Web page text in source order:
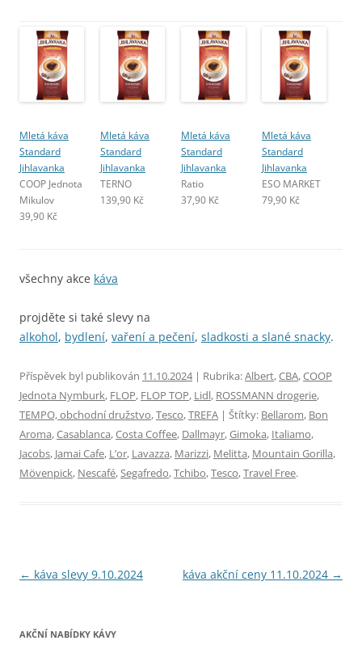
Mletá káva
Standard
Jihlavanka
COOP Jednota
Mikulov
39,90 Kč
Mletá káva
Standard
Jihlavanka
TERNO
139,90 Kč
Mletá káva
Standard
Jihlavanka
Ratio
37,90 Kč
Mletá káva
Standard
Jihlavanka
ESO MARKET
79,90 Kč
všechny akce káva
projděte si také slevy na
alkohol, bydlení, vaření a pečení, sladkosti a slané snacky.
Příspěvek byl publikován 11.10.2024| Rubrika:Albert,CBA,COOP
Jednota Nymburk, FLOP, FLOP TOP, Lidl, ROSSMANN drogerie,
TEMPO, obchodní družstvo,Tesco,TREFA | Štítky: Bellarom, Bon
Aroma,Casablanca,Costa Coffee, Dallmayr,Gimoka, Italiamo,
Jacobs, Jamai Cafe, L’or, Lavazza, Marizzi, Melitta, Mountain Gorilla,
Mövenpick, Nescafé,Segafredo,Tchibo,Tesco,Travel Free.
Navigace
← káva slevy 9.10.2024 káva akční ceny 11.10.2024 →
AKČNÍ NABÍDKY KÁVY